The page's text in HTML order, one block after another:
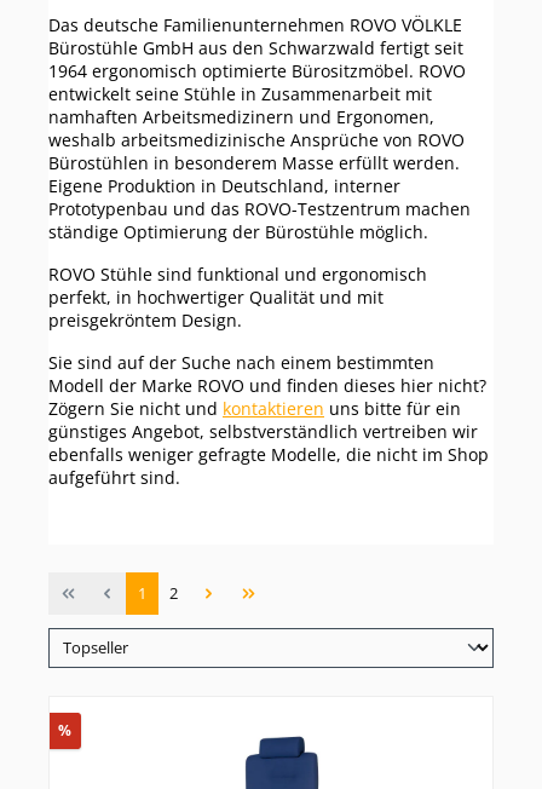
Das deutsche Familienunternehmen ROVO VÖLKLE
Bürostühle GmbH aus den Schwarzwald fertigt seit
1964 ergonomisch optimierte Bürositzmöbel. ROVO
entwickelt seine Stühle in Zusammenarbeit mit
namhaften Arbeitsmedizinern und Ergonomen,
weshalb arbeitsmedizinische Ansprüche von ROVO
Bürostühlen in besonderem Masse erfüllt werden.
Eigene Produktion in Deutschland, interner
Prototypenbau und das ROVO-Testzentrum machen
ständige Optimierung der Bürostühle möglich.
ROVO Stühle sind funktional und ergonomisch
perfekt, in hochwertiger Qualität und mit
preisgekröntem Design.
Sie sind auf der Suche nach einem bestimmten
Modell der Marke ROVO und finden dieses hier nicht?
Zögern Sie nicht und kontaktieren uns bitte für ein
günstiges Angebot, selbstverständlich vertreiben wir
ebenfalls weniger gefragte Modelle, die nicht im Shop
aufgeführt sind.
Seite
1 Seite
2
%Rabatt